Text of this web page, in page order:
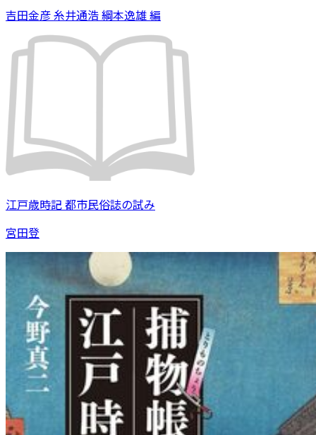
吉田金彦 糸井通浩 綱本逸雄 編
江戸歳時記 都市民俗誌の試み
宮田登